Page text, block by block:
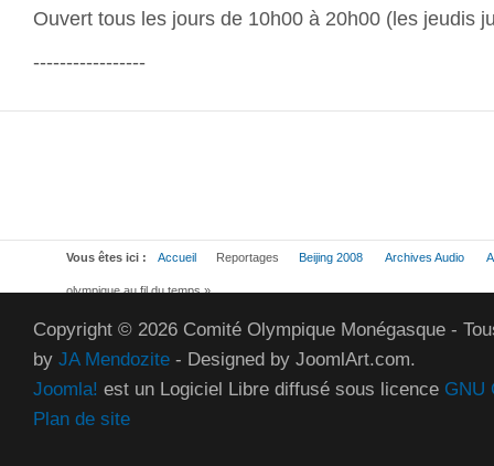
Ouvert tous les jours de 10h00 à 20h00 (les jeudis
-----------------
Vous êtes ici : Accueil Reportages Beijing 2008 Archives Audio
olympique au fil du temps »
Copyright © 2026 Comité Olympique Monégasque -
by JA Mendozite - Designed by JoomlArt.com.
Joomla! est un Logiciel Libre diffusé sous licence GNU
Plan de site